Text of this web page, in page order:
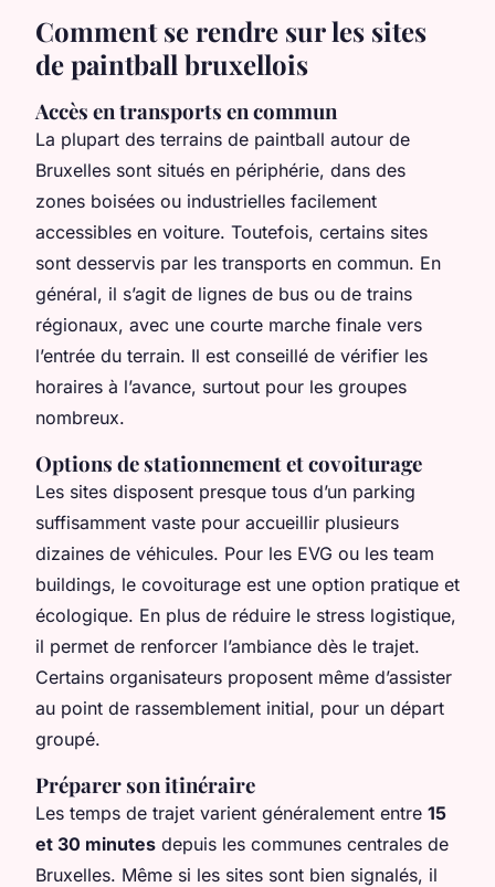
Comment se rendre sur les sites
de paintball bruxellois
Accès en transports en commun
La plupart des terrains de paintball autour de
Bruxelles sont situés en périphérie, dans des
zones boisées ou industrielles facilement
accessibles en voiture. Toutefois, certains sites
sont desservis par les transports en commun. En
général, il s’agit de lignes de bus ou de trains
régionaux, avec une courte marche finale vers
l’entrée du terrain. Il est conseillé de vérifier les
horaires à l’avance, surtout pour les groupes
nombreux.
Options de stationnement et covoiturage
Les sites disposent presque tous d’un parking
suffisamment vaste pour accueillir plusieurs
dizaines de véhicules. Pour les EVG ou les team
buildings, le covoiturage est une option pratique et
écologique. En plus de réduire le stress logistique,
il permet de renforcer l’ambiance dès le trajet.
Certains organisateurs proposent même d’assister
au point de rassemblement initial, pour un départ
groupé.
Préparer son itinéraire
Les temps de trajet varient généralement entre 15
et 30 minutes depuis les communes centrales de
Bruxelles. Même si les sites sont bien signalés, il